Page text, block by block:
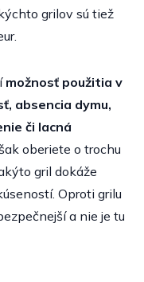
grilov sú tiež
možnosť použitia v
absencia dymu,
či lacná
oberiete o trochu
gril dokáže
Oproti grilu
a nie je tu